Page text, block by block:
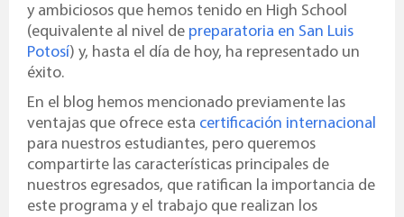
y ambiciosos que hemos tenido en High School
(equivalente al nivel de preparatoria en San Luis
Potosí) y, hasta el día de hoy, ha representado un
éxito.
En el blog hemos mencionado previamente las
ventajas que ofrece esta certificación internacional
para nuestros estudiantes, pero queremos
compartirte las características principales de
nuestros egresados, que ratifican la importancia de
este programa y el trabajo que realizan los